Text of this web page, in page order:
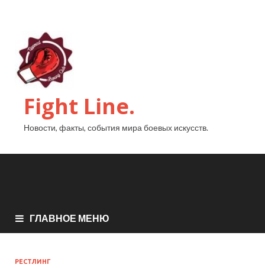
Fight Line.
Новости, факты, события мира боевых искусств.
ГЛАВНОЕ МЕНЮ
РЕСТЛИНГ